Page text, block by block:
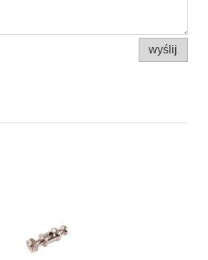
wyślij